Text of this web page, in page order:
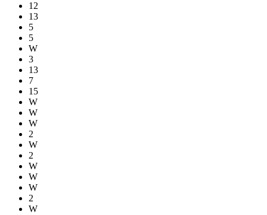
12
13
5
5
W
3
13
7
15
W
W
W
2
W
2
W
W
W
2
W